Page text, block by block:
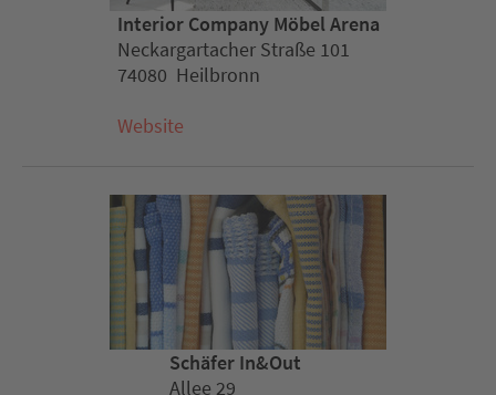
Interior Company Möbel Arena
Neckargartacher Straße 101
74080 Heilbronn
Website
Schäfer In&Out
Allee 29